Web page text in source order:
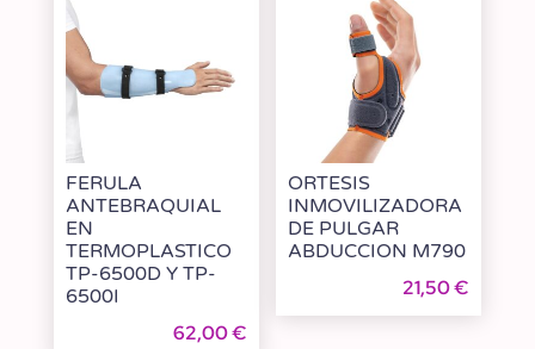
FERULA
ANTEBRAQUIAL
EN
TERMOPLASTICO
TP-6500D Y TP-
6500I
62,00€
ORTESIS
INMOVILIZADORA
DE PULGAR
ABDUCCION M790
21,50€